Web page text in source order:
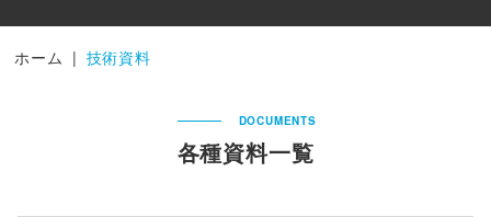
ホーム | 技術資料
DOCUMENTS
各種資料一覧